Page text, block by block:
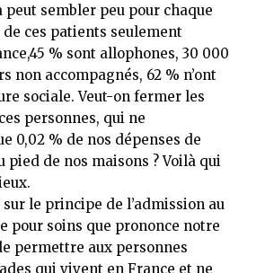
peut sembler peu pour chaque
de ces patients seulement
% sont allophones, 30 000
non accompagnés, 62 % n’ont
sociale. Veut-on fermer les
personnes, qui ne
0,02 % de nos dépenses de
pied de nos maisons ? Voilà qui
le principe de l’admission au
pour soins que prononce notre
permettre aux personnes
qui vivent en France et ne